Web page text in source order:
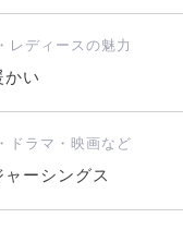
レディースの魅力
かい
ドラマ・映画など
ーシングス